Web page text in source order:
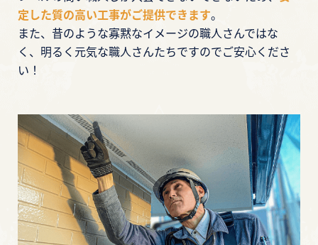
定した質の高い工事がご提供できます。
また、昔のような寡黙なイメージの職人さんではな
く、明るく元気な職人さんたちですのでご安心くださ
い！